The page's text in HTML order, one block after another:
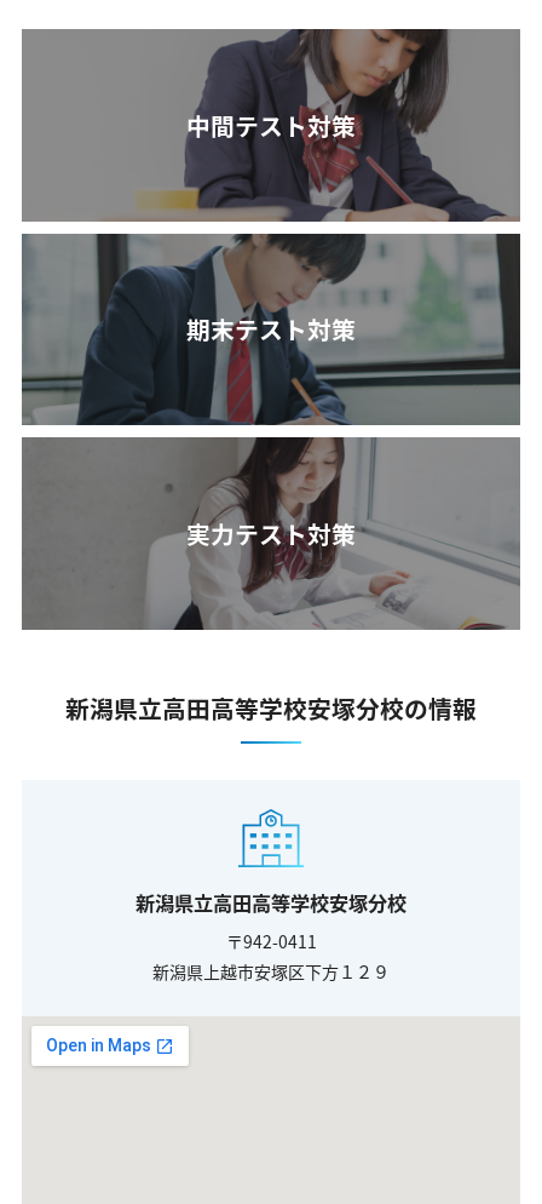
中間テスト対策
期末テスト対策
実力テスト対策
新潟県立高田高等学校安塚分校の情報
新潟県立高田高等学校安塚分校
〒942-0411
新潟県上越市安塚区下方１２９